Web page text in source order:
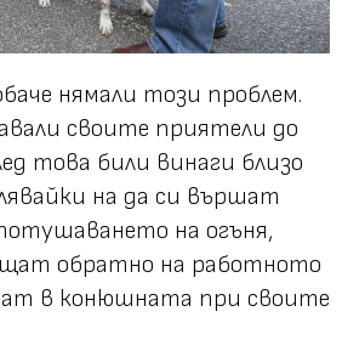
нямали този проблем.
своите приятели до
това били винаги близо
на да си вършат
на огъня,
обратно на работното
в конюшната при своите